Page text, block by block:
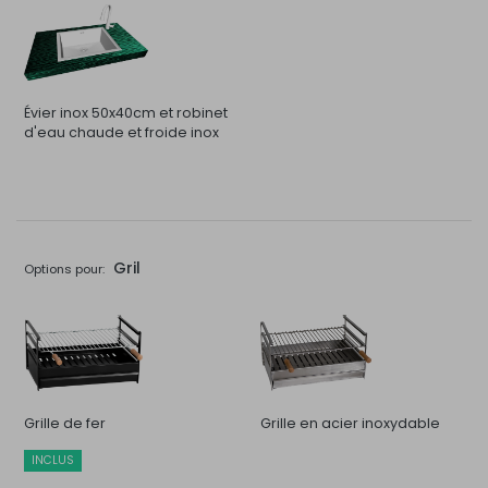
Évier inox 50x40cm et robinet
d'eau chaude et froide inox
Options pour: Gril
Grille de fer
INCLUS
Grille en acier inoxydable